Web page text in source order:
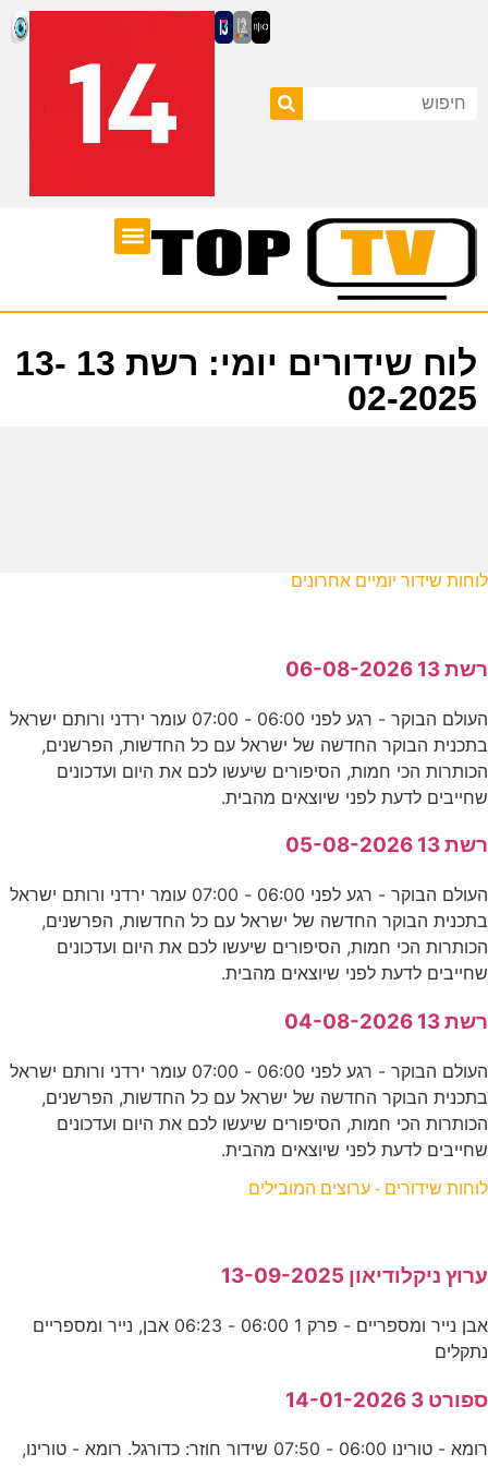
לוח שידורים יומי: רשת 13 13-
02-2025
לוחות שידור יומיים אחרונים
רשת 13 06-08-2026
העולם הבוקר - רגע לפני 06:00 - 07:00 עומר ירדני ורותם ישראל
בתכנית הבוקר החדשה של ישראל עם כל החדשות, הפרשנים,
הכותרות הכי חמות, הסיפורים שיעשו לכם את היום ועדכונים
שחייבים לדעת לפני שיוצאים מהבית.
רשת 13 05-08-2026
העולם הבוקר - רגע לפני 06:00 - 07:00 עומר ירדני ורותם ישראל
בתכנית הבוקר החדשה של ישראל עם כל החדשות, הפרשנים,
הכותרות הכי חמות, הסיפורים שיעשו לכם את היום ועדכונים
שחייבים לדעת לפני שיוצאים מהבית.
רשת 13 04-08-2026
העולם הבוקר - רגע לפני 06:00 - 07:00 עומר ירדני ורותם ישראל
בתכנית הבוקר החדשה של ישראל עם כל החדשות, הפרשנים,
הכותרות הכי חמות, הסיפורים שיעשו לכם את היום ועדכונים
שחייבים לדעת לפני שיוצאים מהבית.
לוחות שידורים - ערוצים המובילים
ערוץ ניקלודיאון 13-09-2025
אבן נייר ומספריים - פרק 1 06:00 - 06:23 אבן, נייר ומספריים
נתקלים
ספורט 3 14-01-2026
רומא - טורינו 06:00 - 07:50 שידור חוזר: כדורגל. רומא - טורינו,